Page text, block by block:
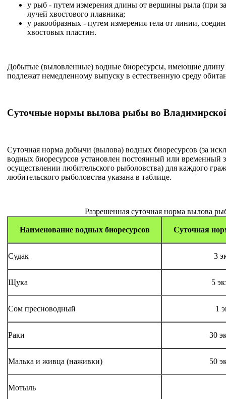
у рыб - путем измерения длины от вершины рыла (при
лучей хвостового плавника;
у ракообразных - путем измерения тела от линии,
хвостовых пластин.
Добытые (выловленные) водные биоресурсы, имеющие
подлежат немедленному выпуску в естественную среду
Суточные нормы вылова рыбы во
Суточная норма добычи (вылова) водных биоресурсов (за
водных биоресурсов установлен постоянный или временный
осуществлении любительского рыболовства) для каждого
любительского рыболовства указана в таблице.
Разрешенная суточная норма вылова
Наименование водных биоресурсов Суточная
Судак 3
Щука 5
Сом пресноводный 1
Раки 30
Малька и живца (наживки) 50
Мотыль